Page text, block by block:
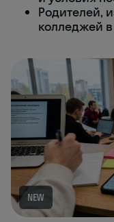
Родителей,
колледжей
NEW